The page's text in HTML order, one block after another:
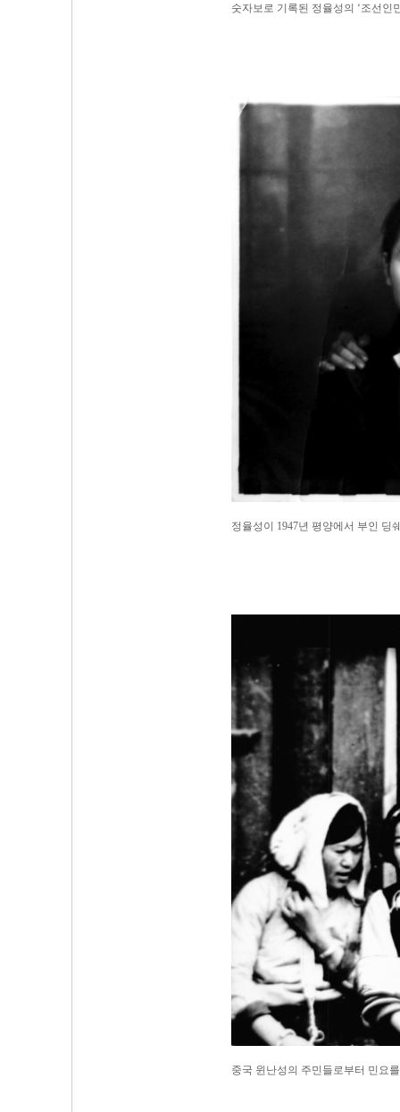
숫자보로 기록된 정율성의 ‘조선인
정율성이 1947년 평양에서 부인 딩
중국 윈난성의 주민들로부터 민요